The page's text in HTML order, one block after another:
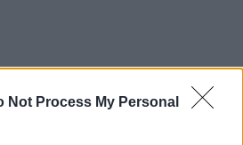
Not Process My Personal